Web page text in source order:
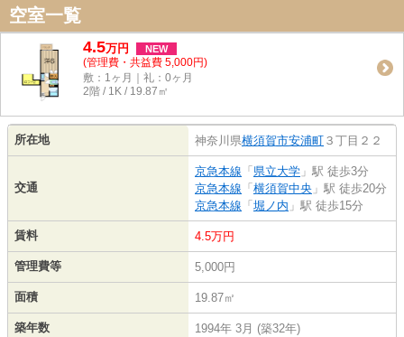
空室一覧
4.5万円 NEW
(管理費・共益費 5,000円)
敷：1ヶ月｜礼：0ヶ月
2階 / 1K / 19.87㎡
所在地 神奈川県横須賀市安浦町 ３丁目２２
交通
京急本線 「 県立大学 」駅 徒歩3分
京急本線 「 横須賀中央 」駅 徒歩20分
京急本線 「 堀ノ内 」駅 徒歩15分
賃料 4.5万円
管理費等 5,000円
面積 19.87㎡
築年数 1994年 3月 (築32年)